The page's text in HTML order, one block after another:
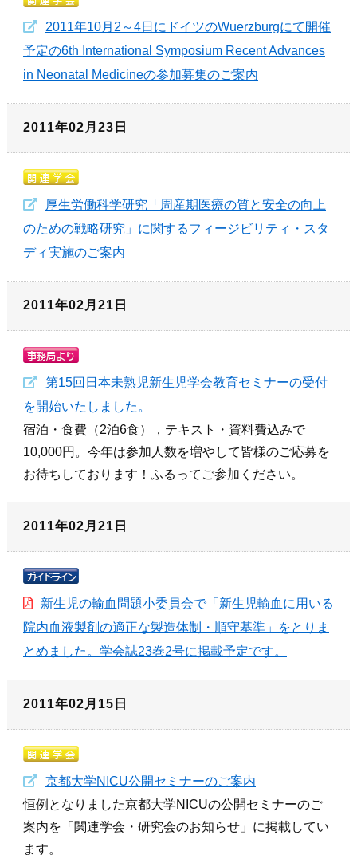
2011年10月2～4日にドイツのWuerzburgにて開催
予定の6th International Symposium Recent Advances
in Neonatal Medicineの参加募集のご案内
2011年02月23日
厚生労働科学研究「周産期医療の質と安全の向上
のための戦略研究」に関するフィージビリティ・スタ
ディ実施のご案内
2011年02月21日
第15回日本未熟児新生児学会教育セミナーの受付
を開始いたしました。
宿泊・食費（2泊6食），テキスト・資料費込みで
10,000円。今年は参加人数を増やして皆様のご応募を
お待ちしております！ふるってご参加ください。
2011年02月21日
新生児の輸血問題小委員会で「新生児輸血に用いる
院内血液製剤の適正な製造体制・順守基準」をとりま
とめました。学会誌23巻2号に掲載予定です。
2011年02月15日
京都大学NICU公開セミナーのご案内
恒例となりました京都大学NICUの公開セミナーのご
案内を「関連学会・研究会のお知らせ」に掲載してい
ます。